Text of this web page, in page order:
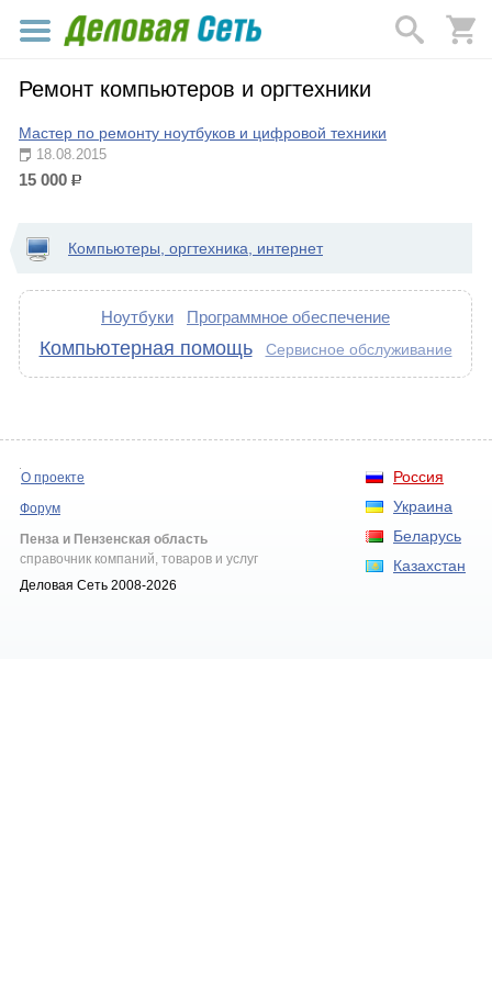
Ремонт компьютеров и оргтехники
Мастер по ремонту ноутбуков и цифровой техники
18.08.2015
15 000 р.
Компьютеры, оргтехника, интернет
Ноутбуки Программное обеспечение
Компьютерная помощь Сервисное обслуживание
Россия
Украина
Беларусь
Казахстан
О проекте
Форум
Пенза и Пензенская область
справочник компаний, товаров и услуг
Деловая Сеть 2008-2026